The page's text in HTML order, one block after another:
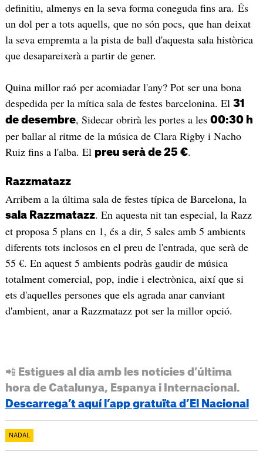
definitiu, almenys en la seva forma coneguda fins ara. És
un dol per a tots aquells, que no són pocs, que han deixat
la seva empremta a la pista de ball d'aquesta sala històrica
que desapareixerà a partir de gener.
Quina millor raó per acomiadar l'any? Pot ser una bona
despedida per la mítica sala de festes barcelonina. El 31
de desembre, Sidecar obrirà les portes a les 00:30 h
per ballar al ritme de la música de Clara Rigby i Nacho
Ruiz fins a l'alba. El preu serà de 25 €.
Razzmatazz
Arribem a la última sala de festes típica de Barcelona, la
sala Razzmatazz. En aquesta nit tan especial, la Razz
et proposa 5 plans en 1, és a dir, 5 sales amb 5 ambients
diferents tots inclosos en el preu de l'entrada, que serà de
55 €. En aquest 5 ambients podràs gaudir de música
totalment comercial, pop, indie i electrònica, així que si
ets d'aquelles persones que els agrada anar canviant
d'ambient, anar a Razzmatazz pot ser la millor opció.
📲 Estigues al dia amb les notícies d’última
hora de Catalunya, Espanya i Internacional.
Descarrega’t aquí l’app gratuïta d’El Nacional
NADAL